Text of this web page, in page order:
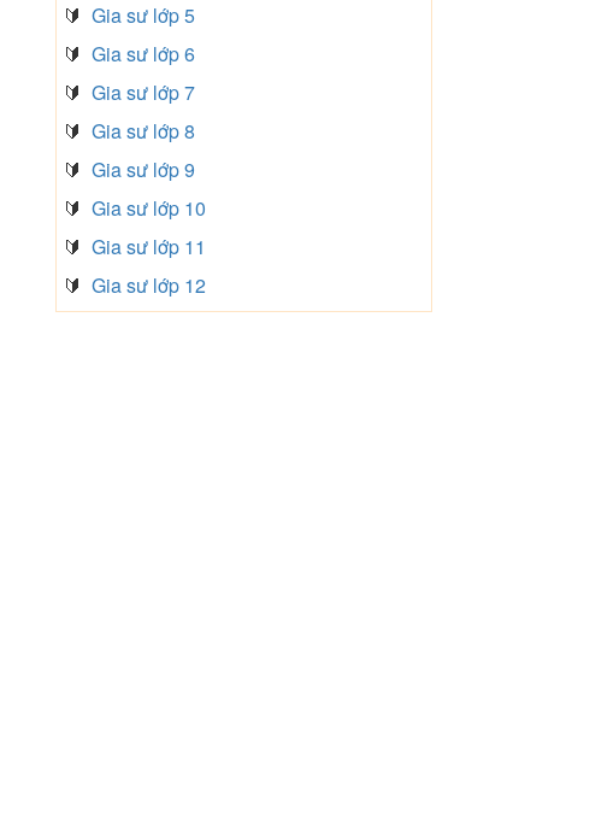
🔰 Gia sư lớp 5
🔰 Gia sư lớp 6
🔰 Gia sư lớp 7
🔰 Gia sư lớp 8
🔰 Gia sư lớp 9
🔰 Gia sư lớp 10
🔰 Gia sư lớp 11
🔰 Gia sư lớp 12